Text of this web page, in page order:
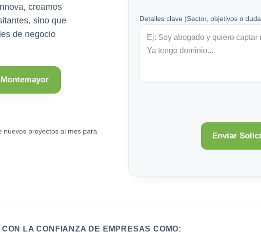
creamos
sino que
de negocio
nuevos proyectos al mes para
Detalles clave (Sector, objetivos o
CON LA CONFIANZA DE EMPRESAS COMO: